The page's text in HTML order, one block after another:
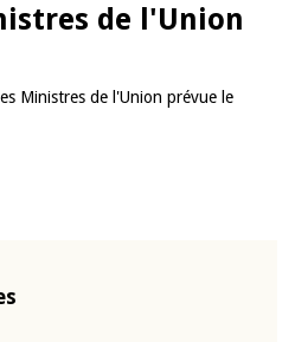
de l'Union
Ministres de l'Union prévue le